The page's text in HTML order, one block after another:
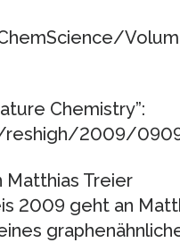
Chemistry”:
reshigh/2009/
Matthias Treier
2009 geht an